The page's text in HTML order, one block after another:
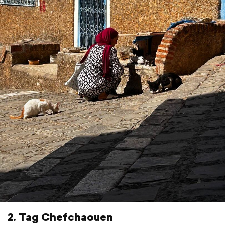
2. Tag Chefchaouen